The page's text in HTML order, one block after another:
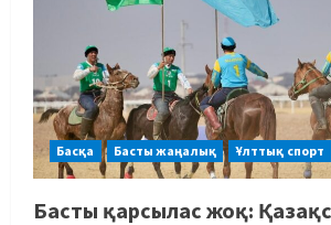
Басқа Басты жаңалық Ұлттық спорт
Басты қарсылас жоқ: